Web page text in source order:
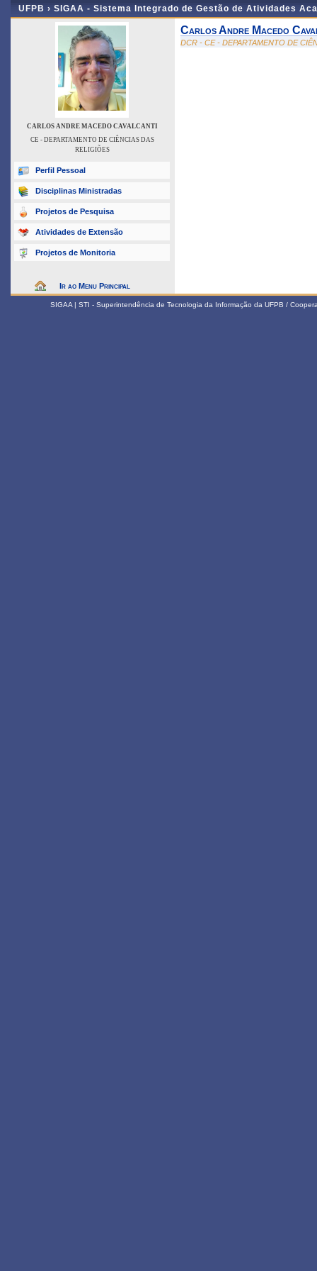
UFPB › SIGAA - Sistema Integrado de Gestão de Atividades
CARLOS ANDRE MACEDO CAVALCANTI
CE - DEPARTAMENTO DE CIÊNCIAS DAS
RELIGIÕES
Perfil Pessoal
Disciplinas Ministradas
Projetos de Pesquisa
Atividades de Extensão
Projetos de Monitoria
Ir ao Menu Principal
Carlos Andre Macedo
DCR - CE - DEPARTAMENTO DE
SIGAA | STI - Superintendência de Tecnologia da Informação da UFPB /